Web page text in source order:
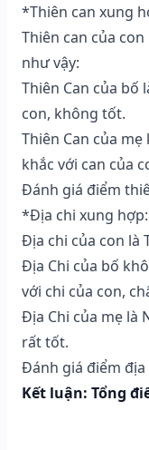
*Thiên can xung
Thiên can của
như vậy:
Thiên Can của bố
con, không tốt.
Thiên Can của
khắc với can của
Đánh giá điểm
*Địa chi xung hợp:
Địa chi của con là
Địa Chi của bố
với chi của con,
Địa Chi của mẹ là
rất tốt.
Đánh giá điểm
Kết luận: Tổng